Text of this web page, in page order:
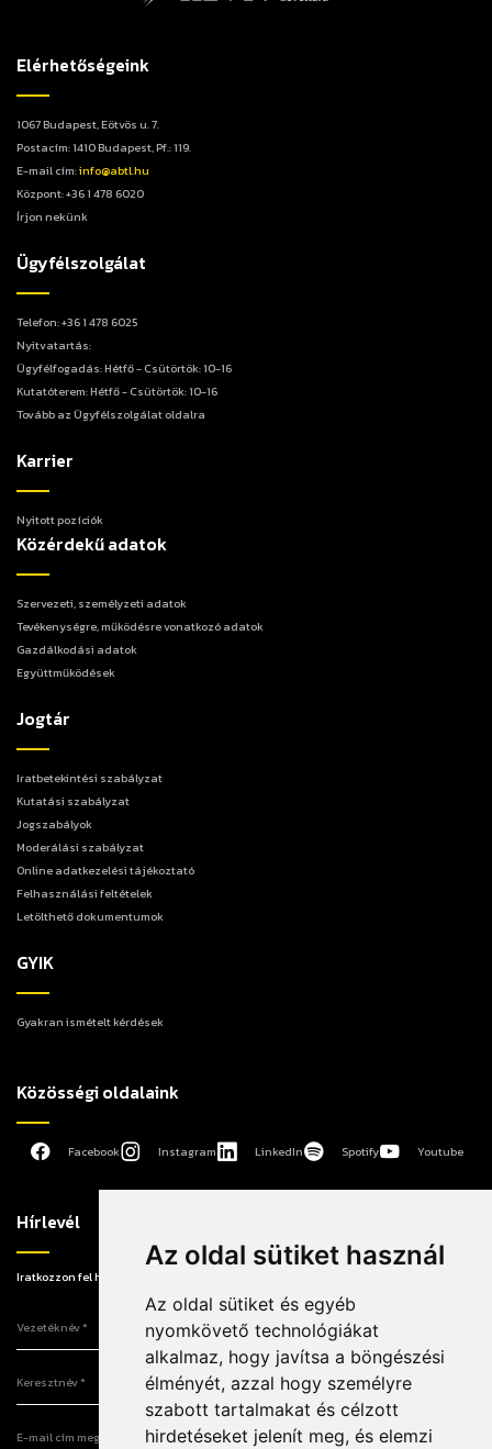
Az oldal sütiket használ
Az oldal sütiket és egyéb
nyomkövető technológiákat
alkalmaz, hogy javítsa a böngészési
élményét, azzal hogy személyre
szabott tartalmakat és célzott
hirdetéseket jelenít meg, és elemzi
Elérhetőségeink
1067 Budapest, Eötvös u. 7.
Postacím: 1410 Budapest, Pf.: 119.
E-mail cím:info@abtl.hu
Központ: +36 1 478 6020
Írjon nekünk
Ügyfélszolgálat
Telefon: +36 1 478 6025
Nyitvatartás:
Ügyfélfogadás: Hétfő - Csütörtök: 10-16
Kutatóterem: Hétfő - Csütörtök: 10-16
Tovább az Ügyfélszolgálat oldalra
Karrier
Nyitott pozíciók
Közérdekű adatok
Szervezeti, személyzeti adatok
Tevékenységre, működésre vonatkozó adatok
Gazdálkodási adatok
Együttműködések
Jogtár
Iratbetekintési szabályzat
Kutatási szabályzat
Jogszabályok
Moderálási szabályzat
Online adatkezelési tájékoztató
Felhasználási feltételek
Letölthető dokumentumok
GYIK
Gyakran ismételt kérdések
Közösségi oldalaink
Facebook Instagram LinkedIn Spotify Youtube
Hírlevél
Iratkozzon fel hírlevelünkre, hogy elsőként értesüljön a legújabb információkról!
Vezetéknév
Keresztnév
E-mail cím megadása